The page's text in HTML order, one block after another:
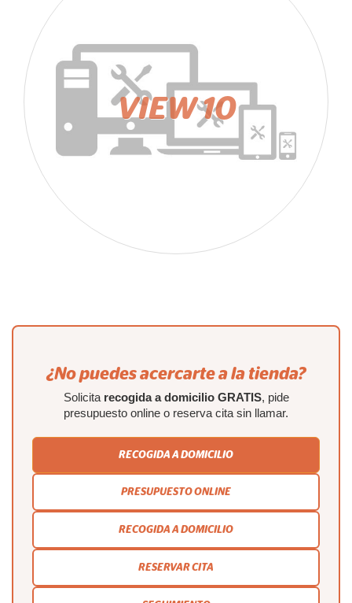
VIEW 10
¿No puedes acercarte a la tienda?
Solicita recogida a domicilio GRATIS, pide
presupuesto online o reserva cita sin llamar.
RECOGIDA A DOMICILIO
PRESUPUESTO ONLINE
RECOGIDA A DOMICILIO
RESERVAR CITA